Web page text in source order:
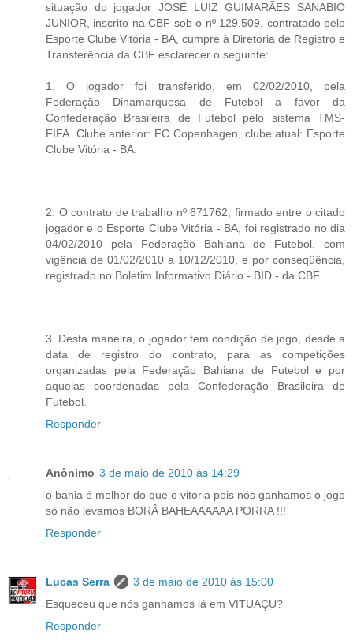
situação do jogador JOSÉ LUIZ GUIMARÃES SANABIO
JUNIOR, inscrito na CBF sob o nº 129.509, contratado pelo
Esporte Clube Vitória - BA, cumpre à Diretoria de Registro e
Transferência da CBF esclarecer o seguinte:
1. O jogador foi transferido, em 02/02/2010, pela
Federação Dinamarquesa de Futebol a favor da
Confederação Brasileira de Futebol pelo sistema TMS-
FIFA. Clube anterior: FC Copenhagen, clube atual: Esporte
Clube Vitória - BA.
2. O contrato de trabalho nº 671762, firmado entre o citado
jogador e o Esporte Clube Vitória - BA, foi registrado no dia
04/02/2010 pela Federação Bahiana de Futebol, com
vigência de 01/02/2010 a 10/12/2010, e por conseqüência,
registrado no Boletim Informativo Diário - BID - da CBF.
3. Desta maneira, o jogador tem condição de jogo, desde a
data de registro do contrato, para as competições
organizadas pela Federação Bahiana de Futebol e por
aquelas coordenadas pela Confederação Brasileira de
Futebol.
Responder
Anônimo 3 de maio de 2010 às 14:29
o bahia é melhor do que o vitoria pois nós ganhamos o jogo
só não levamos BORÂ BAHEAAAAAA PORRA !!!
Responder
Lucas Serra
3 de maio de 2010 às 15:00
Esqueceu que nós ganhamos lá em VITUAÇU?
Responder